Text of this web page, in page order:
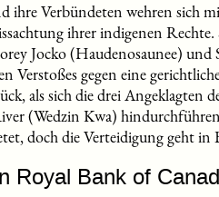
ihre Verbündeten wehren sich
ihrer indigenen
Jocko (Haudenosaunee) und
Verstoßes gegen eine
als sich die drei Angeklagten
(Wedzin Kwa)
doch die Verteidigung geht in
Royal Bank of